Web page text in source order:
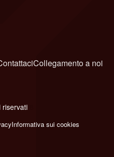
Collegamento a noi
riservati
Informativa sui cookies